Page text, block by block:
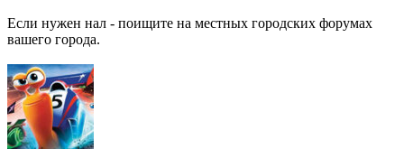
Если нужен нал - поищите на местных городских форумах
вашего города.